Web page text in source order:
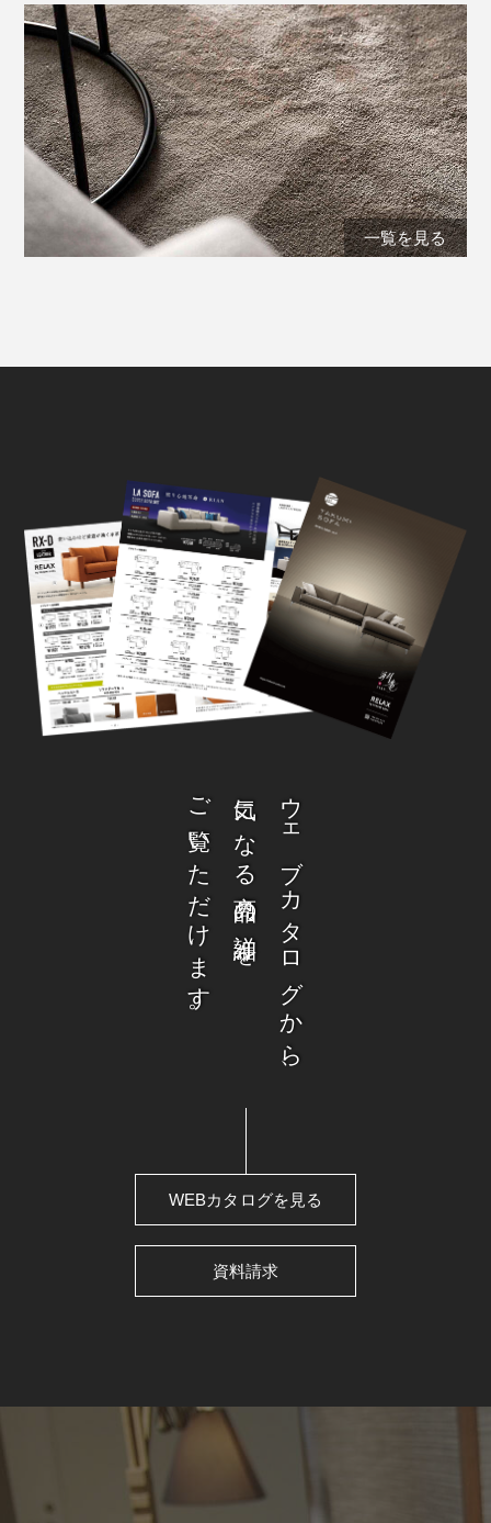
一覧を見る
ウェブカタログから、
気になる商品の詳細を
ご覧いただけます。
WEBカタログを見る
資料請求